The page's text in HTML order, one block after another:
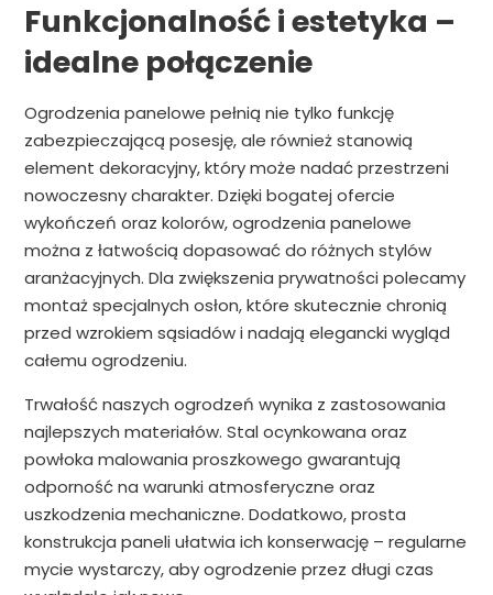
Funkcjonalność i estetyka –
idealne połączenie
Ogrodzenia panelowe pełnią nie tylko funkcję
zabezpieczającą posesję, ale również stanowią
element dekoracyjny, który może nadać przestrzeni
nowoczesny charakter. Dzięki bogatej ofercie
wykończeń oraz kolorów, ogrodzenia panelowe
można z łatwością dopasować do różnych stylów
aranżacyjnych. Dla zwiększenia prywatności polecamy
montaż specjalnych osłon, które skutecznie chronią
przed wzrokiem sąsiadów i nadają elegancki wygląd
całemu ogrodzeniu.
Trwałość naszych ogrodzeń wynika z zastosowania
najlepszych materiałów. Stal ocynkowana oraz
powłoka malowania proszkowego gwarantują
odporność na warunki atmosferyczne oraz
uszkodzenia mechaniczne. Dodatkowo, prosta
konstrukcja paneli ułatwia ich konserwację – regularne
mycie wystarczy, aby ogrodzenie przez długi czas